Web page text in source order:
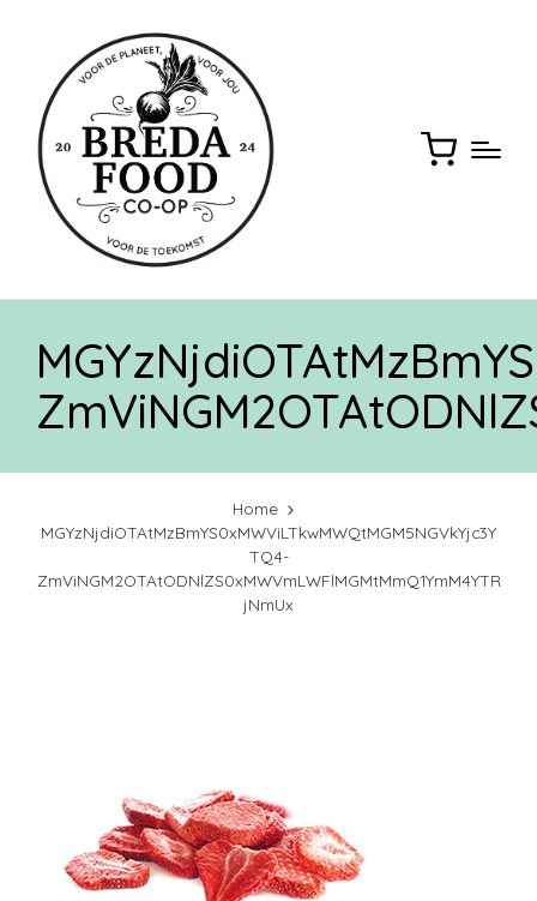
Home
MGYzNjdiOTAtMzBmYS0xMWViLTkwMWQtMGM5NGVkYjc3Y
TQ4-
ZmViNGM2OTAtODNlZS0xMWVmLWFlMGMtMmQ1YmM4YTR
jNmUx